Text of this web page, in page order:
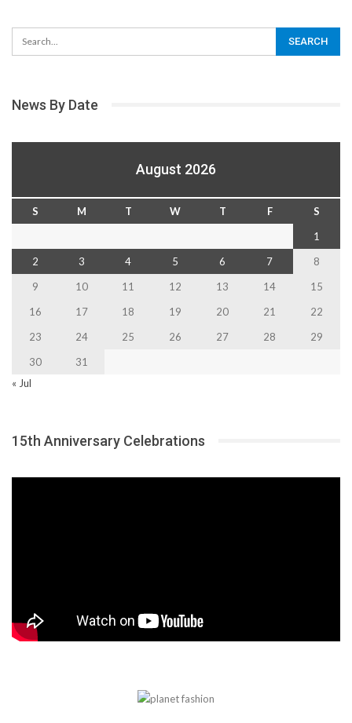
News By Date
August 2026
S M T W T F
S
1
2
3 4 5 6 7
8
9
10 11 12 13 14
15
16
17 18 19 20 21
22
23
24 25 26 27 28
29
30
31
« Jul
15th Anniversary Celebrations